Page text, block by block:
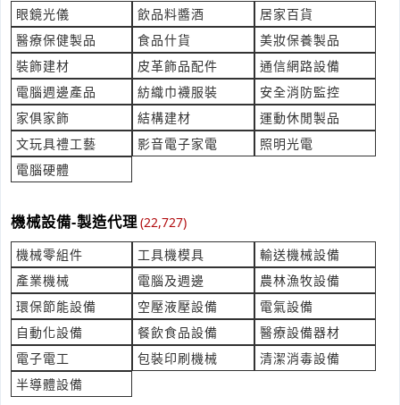
過敏原檢測費用?
產業:健診健檢篩驗
來自:張OO 詢價
時間:08/07 13:20
立即報價
***oymilk@gmail.com
舞蹈個人服裝訂製
產業:運動休閒製品製造代理
來自:溫OO 詢價
***880523@gmail.con
運費報價(海運和空運)
產業:倉儲貨運快遞
來自:天OO業OO公O 詢價
時間:08/07 12:24
立即報價
***ru.yang@tienyih.com
潤餅皮相關產品開發
產業:食品什貨製造代理
眼鏡光儀
飲品料醬酒
居家百貨
醫療保健製品
食品什貨
美妝保養製品
裝飾建材
皮革飾品配件
通信網路設備
電腦週邊產品
紡織巾襪服裝
安全消防監控
家俱家飾
結構建材
運動休閒製品
文玩具禮工藝
影音電子家電
照明光電
電腦硬體
機械設備-製造代理(22,727)
機械零組件
工具機模具
輸送機械設備
產業機械
電腦及週邊
農林漁牧設備
環保節能設備
空壓液壓設備
電氣設備
自動化設備
餐飲食品設備
醫療設備器材
電子電工
包裝印刷機械
清潔消毒設備
半導體設備